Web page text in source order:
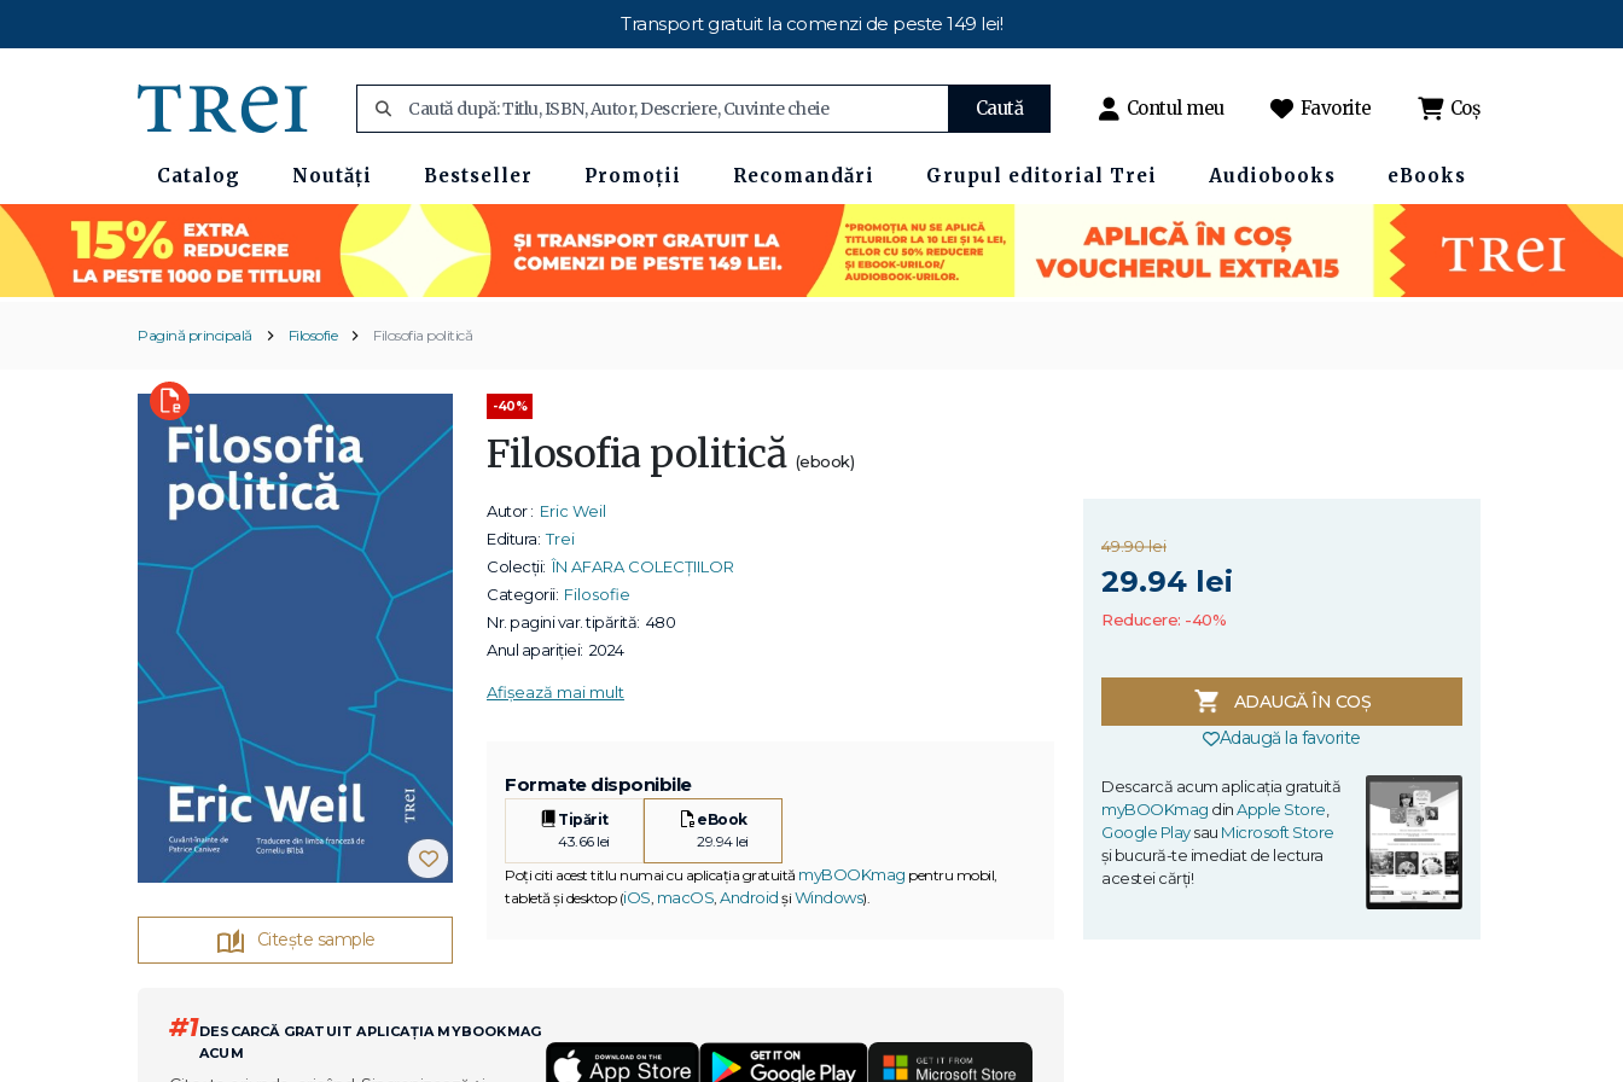
Transport gratuit la comenzi de peste 149 lei!
Caută Contul meu Favorite Coș
Catalog Noutăți Bestseller Promoții Recomandări Grupul editorial Trei Audiobooks eBooks
Pagină principală Filosofie Filosofia politică
Citește sample
-40%
Filosofia politică (ebook)
Autor : Eric Weil
Editura: Trei
Colecții: ÎN AFARA COLECȚIILOR
Categorii: Filosofie
Nr. pagini var. tipărită: 480
Anul apariției: 2024
Afișează mai mult
Formate disponibile
Tipărit
43.66 lei
eBook
29.94 lei
Poți citi acest titlu numai cu aplicația gratuită myBOOKmag pentru mobil,
tabletă și desktop (iOS macOS Android și Windows).
49.90 lei
29.94 lei
Reducere: -40%
ADAUGĂ ÎN COȘ
Adaugă la favorite
Descarcă acum aplicația gratuită
myBOOKmag dinApple Store
Google Playsau Microsoft Store
și bucură-te imediat de lectura
acestei cărți!
#1DESCARCĂ GRATUIT APLICAȚIA MYBOOKMAG
ACUM